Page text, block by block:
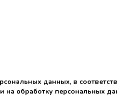
данных, в
на обработку персональных